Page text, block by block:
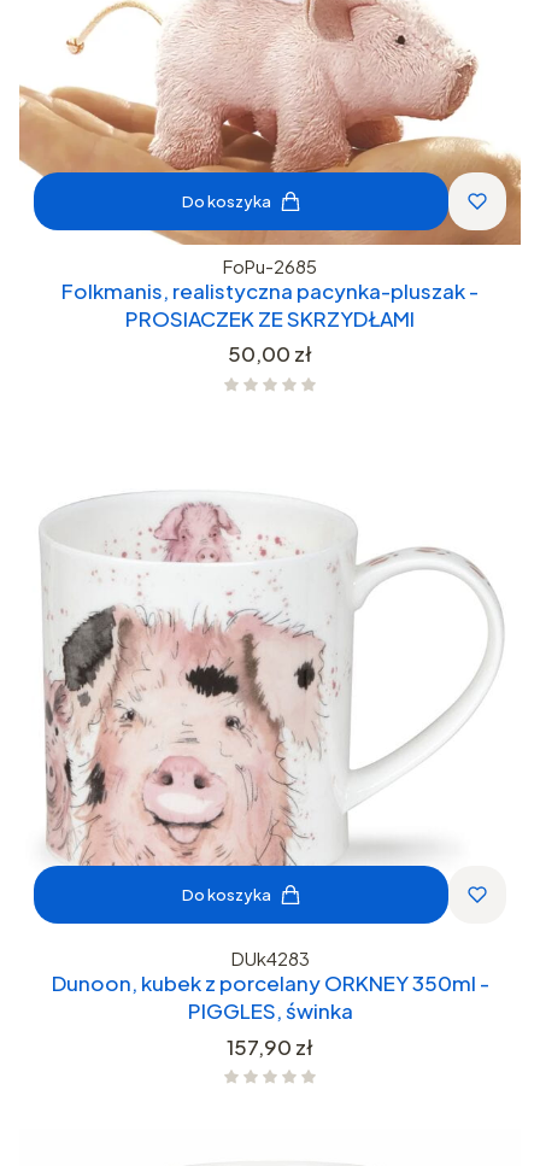
Do koszyka
FoPu-2685
Folkmanis, realistyczna pacynka-pluszak -
PROSIACZEK ZE SKRZYDŁAMI
Cena
50,00 zł
Do koszyka
DUk4283
Dunoon, kubek z porcelany ORKNEY 350ml -
PIGGLES, świnka
Cena
157,90 zł